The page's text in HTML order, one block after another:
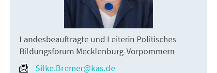
Landesbeauftragte und Leiterin Politisches
Bildungsforum Mecklenburg-Vorpommern
Silke.Bremer@kas.de